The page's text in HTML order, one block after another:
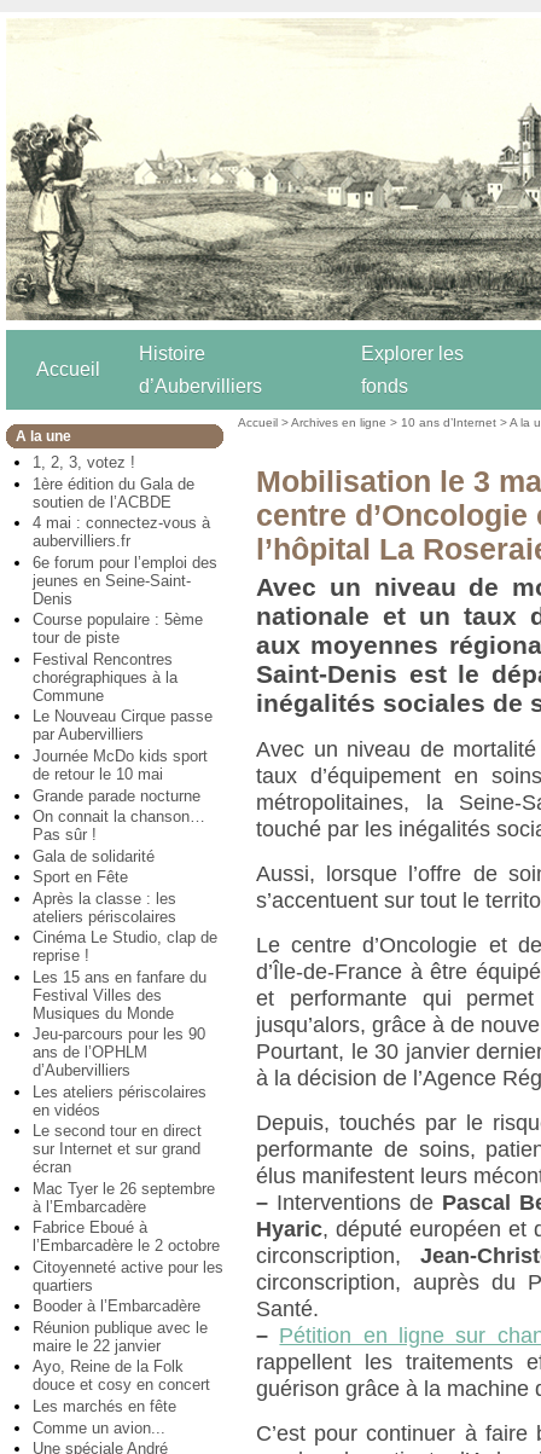
Accueil
Histoire
d’Aubervilliers
Explorer les
fonds
A la une
1, 2, 3, votez !
1ère édition du Gala de
soutien de l’ACBDE
4 mai : connectez-vous à
aubervilliers.fr
6e forum pour l’emploi des
jeunes en Seine-Saint-
Denis
Course populaire : 5ème
tour de piste
Festival Rencontres
chorégraphiques à la
Commune
Le Nouveau Cirque passe
par Aubervilliers
Journée McDo kids sport
de retour le 10 mai
Grande parade nocturne
On connait la chanson…
Pas sûr !
Gala de solidarité
Sport en Fête
Après la classe : les
ateliers périscolaires
Cinéma Le Studio, clap de
reprise !
Les 15 ans en fanfare du
Festival Villes des
Musiques du Monde
Jeu-parcours pour les 90
ans de l’OPHLM
d’Aubervilliers
Les ateliers périscolaires
en vidéos
Le second tour en direct
sur Internet et sur grand
écran
Mac Tyer le 26 septembre
à l’Embarcadère
Fabrice Eboué à
l’Embarcadère le 2 octobre
Citoyenneté active pour les
quartiers
Booder à l’Embarcadère
Réunion publique avec le
maire le 22 janvier
Ayo, Reine de la Folk
douce et cosy en concert
Les marchés en fête
Comme un avion...
Une spéciale André
Accueil >Archives en ligne > 10 ans d’Internet >A la
Mobilisation le 3
centre
l’hôpital La
Avec un niveau de
nationale et un taux
aux moyennes
Saint-Denis est le
inégalités sociales de
Avec un niveau de
taux d’équipement en
métropolitaines, la Seine-
touché par les inégalités
Aussi, lorsque l’offre de
s’accentuent sur tout le
Le centre d’Oncologie et
d’Île-de-France à être
et performante qui
jusqu’alors, grâce à de
Pourtant, le 30 janvier
à la décision de l’Agence
Depuis, touchés par le
performante de soins,
élus manifestent leurs
– Interventions de Pascal
Hyaric, député européen et
circonscription, Jean-
circonscription, auprès du
Santé.
– Pétition en ligne sur
rappellent les traitements
guérison grâce à la machine
C’est pour continuer à